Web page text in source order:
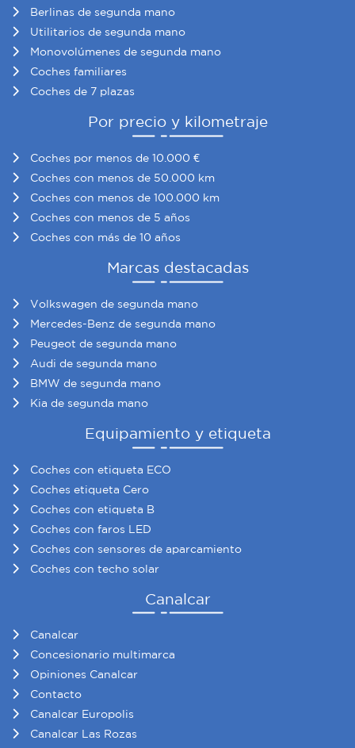
Berlinas de segunda mano
Utilitarios de segunda mano
Monovolúmenes de segunda mano
Coches familiares
Coches de 7 plazas
Por precio y kilometraje
Coches por menos de 10.000 €
Coches con menos de 50.000 km
Coches con menos de 100.000 km
Coches con menos de 5 años
Coches con más de 10 años
Marcas destacadas
Volkswagen de segunda mano
Mercedes-Benz de segunda mano
Peugeot de segunda mano
Audi de segunda mano
BMW de segunda mano
Kia de segunda mano
Equipamiento y etiqueta
Coches con etiqueta ECO
Coches etiqueta Cero
Coches con etiqueta B
Coches con faros LED
Coches con sensores de aparcamiento
Coches con techo solar
Canalcar
Canalcar
Concesionario multimarca
Opiniones Canalcar
Contacto
Canalcar Europolis
Canalcar Las Rozas